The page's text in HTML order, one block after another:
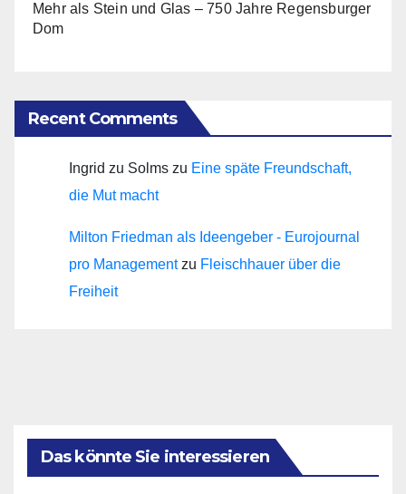
Mehr als Stein und Glas – 750 Jahre Regensburger
Dom
Recent Comments
Ingrid zu Solms zu Eine späte Freundschaft,
die Mut macht
Milton Friedman als Ideengeber - Eurojournal
pro Managementzu Fleischhauer über die
Freiheit
Das könnte Sie interessieren